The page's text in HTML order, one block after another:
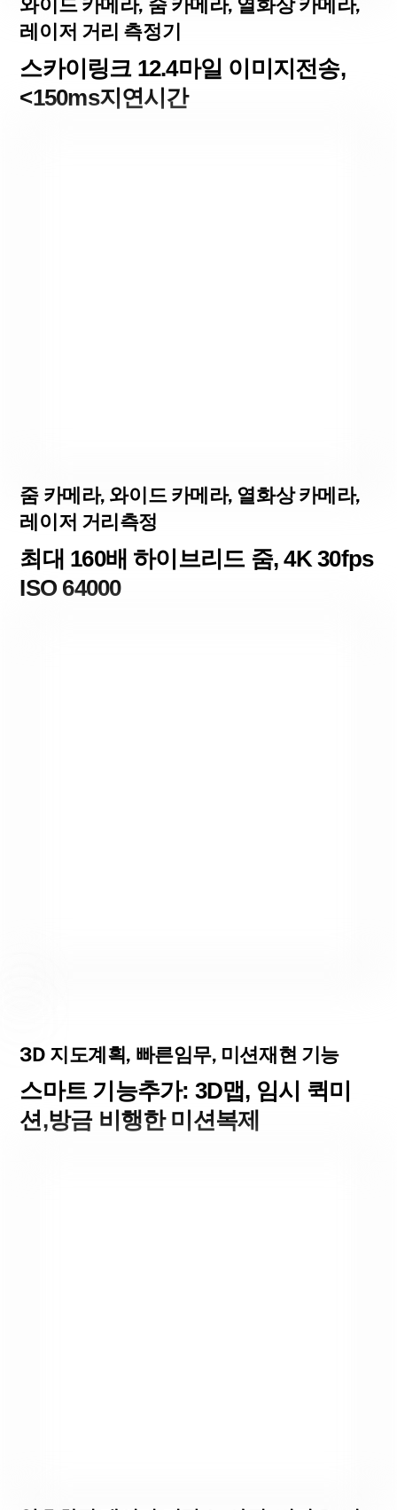
레이저 거리 측정기
스카이링크 12.4마일 이미지전송,
<150ms지연시간
줌 카메라, 와이드 카메라, 열화상 카메라,
레이저 거리측정
최대 160배 하이브리드 줌, 4K 30fps
ISO 64000
3D 지도계획, 빠른임무, 미션재현 기능
스마트 기능추가: 3D맵, 임시 퀵미
션,방금 비행한 미션복제